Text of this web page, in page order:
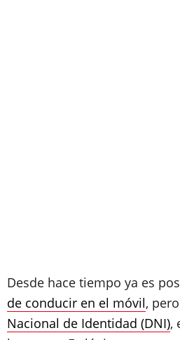
Desde hace tiempo ya es
de conducir en el móvil,
Nacional de Identidad (DNI),